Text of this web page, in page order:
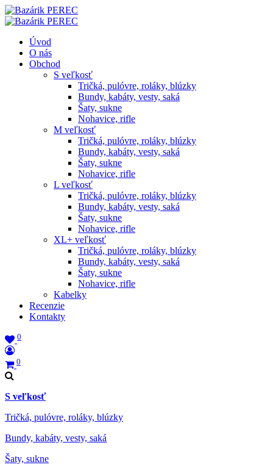
Úvod
O nás
Obchod
S veľkosť
Tričká, pulóvre, roláky, blúzky
Bundy, kabáty, vesty, saká
Šaty, sukne
Nohavice, rifle
M veľkosť
Tričká, pulóvre, roláky, blúzky
Bundy, kabáty, vesty, saká
Šaty, sukne
Nohavice, rifle
L veľkosť
Tričká, pulóvre, roláky, blúzky
Bundy, kabáty, vesty, saká
Šaty, sukne
Nohavice, rifle
XL+ veľkosť
Tričká, pulóvre, roláky, blúzky
Bundy, kabáty, vesty, saká
Šaty, sukne
Nohavice, rifle
Kabelky
Recenzie
Kontakty
0
0
S veľkosť
Tričká, pulóvre, roláky, blúzky
Bundy, kabáty, vesty, saká
Šaty, sukne